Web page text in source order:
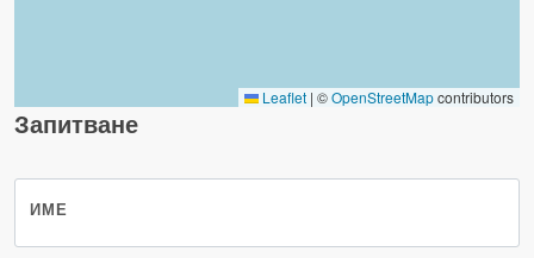
Leaflet | ©OpenStreetMapcontributors
Запитване
ИМЕ